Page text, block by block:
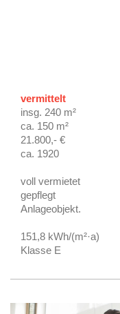
vermittelt
insg. 240 m²
ca. 150 m²
21.800,- €
ca. 1920
voll vermietet
gepflegt
Anlageobjekt.
151,8 kWh/(m²·a)
Klasse E